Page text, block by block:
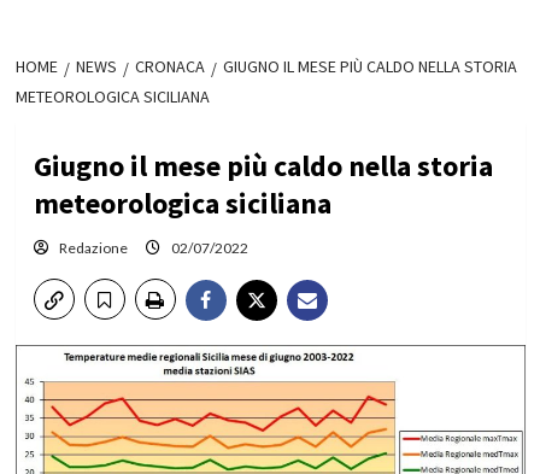
HOME NEWS CRONACA
GIUGNO IL MESE PIÙ CALDO NELLA STORIA
METEOROLOGICA SICILIANA
Giugno il mese più caldo nella storia
meteorologica siciliana
Redazione 02/07/2022